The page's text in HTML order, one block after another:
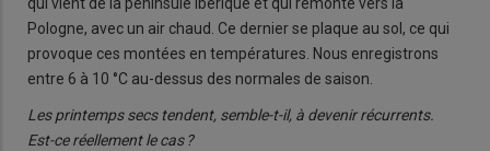
qui vient de la péninsule ibérique et qui remonte vers la
Pologne, avec un air chaud. Ce dernier se plaque au sol, ce qui
provoque ces montées en températures. Nous enregistrons
entre 6 à 10 °C au-dessus des normales de saison.
Les printemps secs tendent, semble-t-il, à devenir récurrents.
Est-ce réellement le cas ?